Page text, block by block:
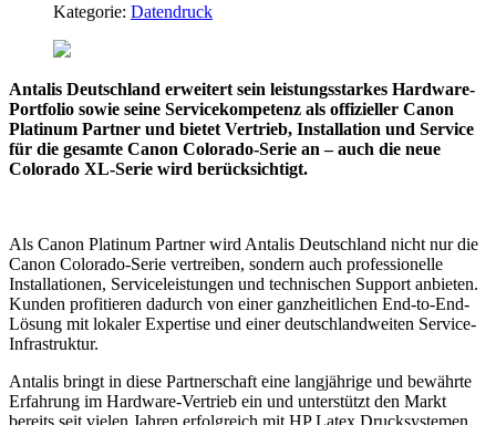
Kategorie: Datendruck
Antalis Deutschland erweitert sein leistungsstarkes Hardware-
Portfolio sowie seine Servicekompetenz als offizieller Canon
Platinum Partner und bietet Vertrieb, Installation und Service
für die gesamte Canon Colorado-Serie an – auch die neue
Colorado XL-Serie wird berücksichtigt.
Als Canon Platinum Partner wird Antalis Deutschland nicht nur die
Canon Colorado-Serie vertreiben, sondern auch professionelle
Installationen, Serviceleistungen und technischen Support anbieten.
Kunden profitieren dadurch von einer ganzheitlichen End-to-End-
Lösung mit lokaler Expertise und einer deutschlandweiten Service-
Infrastruktur.
Antalis bringt in diese Partnerschaft eine langjährige und bewährte
Erfahrung im Hardware-Vertrieb ein und unterstützt den Markt
bereits seit vielen Jahren erfolgreich mit HP Latex Drucksystemen.